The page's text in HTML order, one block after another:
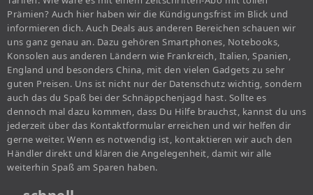
Prämien? Auch hier haben wir die Kündigungsfrist im Blick und
informieren dich. Auch Deals aus anderen Bereichen schauen wir
uns ganz genau an. Dazu gehören Smartphones, Notebooks,
Konsolen aus anderen Ländern wie Frankreich, Italien, Spanien,
England und besonders China, mit den vielen Gadgets zu sehr
guten Preisen. Uns ist nicht nur der Datenschutz wichtig, sondern
auch das du Spaß bei der Schnäppchenjagd hast. Sollte es
dennoch mal dazu kommen, dass Du Hilfe brauchst, kannst du uns
jederzeit über das Kontaktformular erreichen und wir helfen dir
gerne weiter. Wenn es notwendig ist, kontaktieren wir auch den
Händler direkt und klären die Angelegenheit, damit wir alle
weiterhin Spaß am Sparen haben.